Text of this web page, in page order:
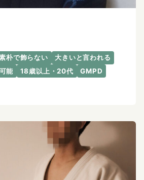
朴で飾らない
大きいと言われる
能 18歳以上・20代 GMPD